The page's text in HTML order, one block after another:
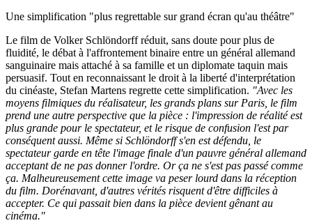
Une simplification "plus regrettable sur grand écran qu'au théâtre"
Le film de Volker Schlöndorff réduit, sans doute pour plus de
fluidité, le débat à l'affrontement binaire entre un général allemand
sanguinaire mais attaché à sa famille et un diplomate taquin mais
persuasif. Tout en reconnaissant le droit à la liberté d'interprétation
du cinéaste, Stefan Martens regrette cette simplification. "Avec les
moyens filmiques du réalisateur, les grands plans sur Paris, le film
prend une autre perspective que la pièce : l'impression de réalité est
plus grande pour le spectateur, et le risque de confusion l'est par
conséquent aussi. Même si Schlöndorff s'en est défendu, le
spectateur garde en tête l'image finale d'un pauvre général allemand
acceptant de ne pas donner l'ordre. Or ça ne s'est pas passé comme
ça. Malheureusement cette image va peser lourd dans la réception
du film. Dorénavant, d'autres vérités risquent d'être difficiles à
accepter. Ce qui passait bien dans la pièce devient gênant au
cinéma."